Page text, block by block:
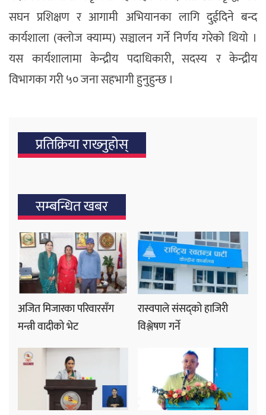
सघन प्रशिक्षण र आगामी अभियानका लागि दुईदिने बन्द
कार्यशाला (क्लोज क्याम्प) सञ्चालन गर्ने निर्णय गरेको थियो ।
यस कार्यशालामा केन्द्रीय पदाधिकारी, सदस्य र केन्द्रीय
विभागका गरी ५० जना सहभागी हुनुहुन्छ ।
प्रतिक्रिया राख्‍नुहोस्
सम्बन्धित खबर
अजित मिजारका परिवारसँग
मन्त्री वादीको भेट
रास्वपाले संसद्को हाजिरी
विश्लेषण गर्ने